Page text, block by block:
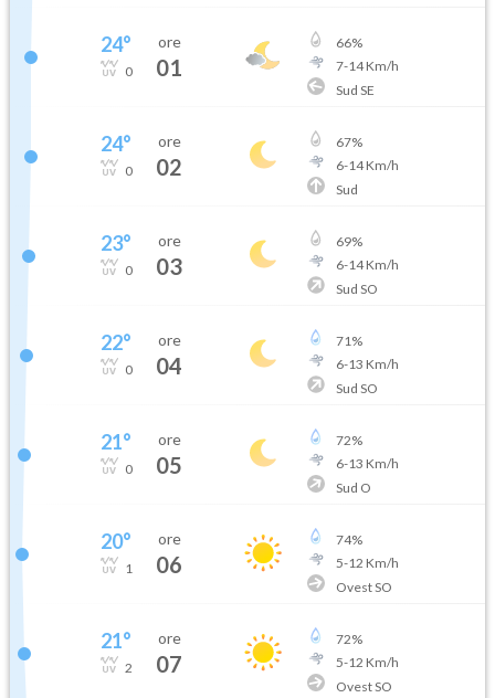
24°
0
ore
01
66%
7-14Km/h
Sud SE
24°
0
ore
02
67%
6-14Km/h
Sud
23°
0
ore
03
69%
6-14Km/h
Sud SO
22°
0
ore
04
71%
6-13 Km/h
Sud SO
21°
0
ore
05
72%
6-13 Km/h
Sud O
20°
1
ore
06
74%
5-12 Km/h
Ovest SO
21°
2
ore
07
72%
5-12 Km/h
Ovest SO